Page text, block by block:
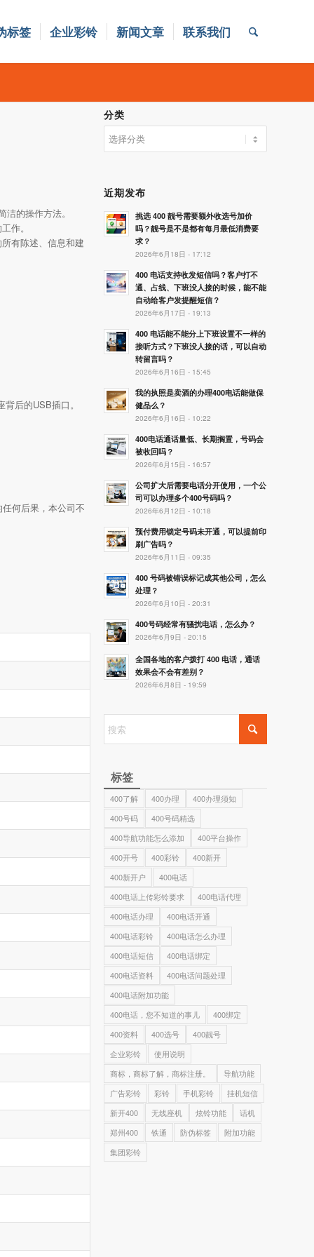
标签 企业彩铃 新闻文章 联系我们
的操作方法。
作。
有陈述、信息和建
后的USB插口。
何后果，本公司不
分类
类
近期发布
挑选 400 靓号需要额外收选号加价
吗？靓号是不是都有每月最低消费要
求？
2026年6月18日 - 17:12
400 电话支持收发短信吗？客户打不
通、占线、下班没人接的时候，能不能
自动给客户发提醒短信？
2026年6月17日 - 19:13
400 电话能不能分上下班设置不一样的
接听方式？下班没人接的话，可以自动
转留言吗？
2026年6月16日 - 15:45
我的执照是卖酒的办理400电话能做保
健品么？
2026年6月16日 - 10:22
400电话通话量低、长期搁置，号码会
被收回吗？
2026年6月15日 - 16:57
公司扩大后需要电话分开使用，一个公
司可以办理多个400号码吗？
2026年6月12日 - 10:18
预付费用锁定号码未开通，可以提前印
刷广告吗？
2026年6月11日 - 09:35
400 号码被错误标记成其他公司，怎么
处理？
2026年6月10日 - 20:31
400号码经常有骚扰电话，怎么办？
2026年6月9日 - 20:15
全国各地的客户拨打 400 电话，通话
效果会不会有差别？
2026年6月8日 - 19:59
标签
400了解 400办理
400办理须知
400号码
400号码精选
400导航功能怎么添加
400平台操作
400开号
400彩铃
400新开
400新开户
400电话
400电话上传彩铃要求
400电话代理
400电话办理
400电话开通
400电话彩铃
400电话怎么办理
400电话短信
400电话绑定
400电话资料
400电话问题处理
400电话附加功能
400电话，您不知道的事儿
400绑定
400资料
400选号
400靓号
企业彩铃
使用说明
商标，商标了解，商标注册。
导航功能
广告彩铃
彩铃 手机彩铃
挂机短信
新开400
无线座机 炫铃功能
话机
郑州400
铁通 防伪标签
附加功能
集团彩铃